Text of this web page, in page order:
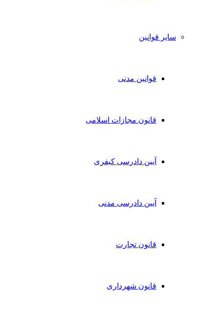
سایر قوانین
قوانین مدنی
قانون مجازات اسلامی
آیین دادرسی کیفری
آیین دادرسی مدنی
قانون تجارت
قانون شهرداری